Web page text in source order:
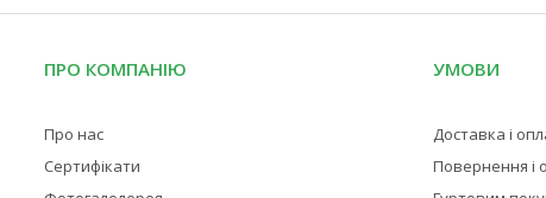
ПРО КОМПАНІЮ
Про нас
Сертифікати
УМОВИ
Доставка і
Повернення і